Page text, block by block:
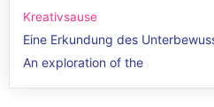
Kreativsause
Eine Erkundung des
An exploration of the